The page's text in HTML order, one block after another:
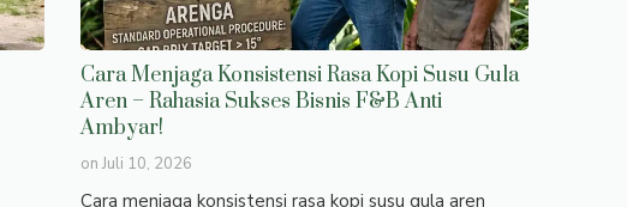
Cara Menjaga Konsistensi Rasa Kopi Susu Gula
Aren – Rahasia Sukses Bisnis F&B Anti
Ambyar!
on Juli 10, 2026
Cara menjaga konsistensi rasa kopi susu gula aren